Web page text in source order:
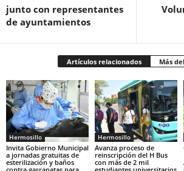
junto con representantes
de ayuntamientos
Artículos relacionados Más
Hermosillo
Invita Gobierno Municipal
a jornadas gratuitas de
esterilización y baños
Hermosillo
Avanza proceso de
reinscripción del H Bus
con más de 2 mil